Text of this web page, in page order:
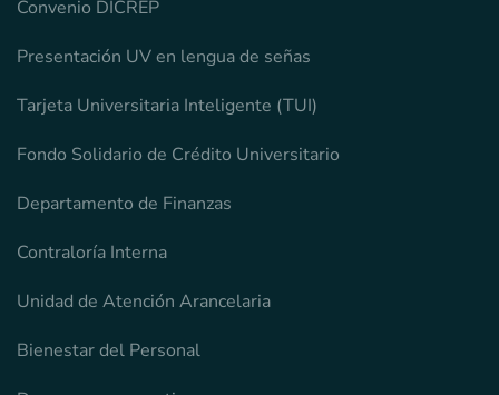
Convenio DICREP
Presentación UV en lengua de señas
Tarjeta Universitaria Inteligente (TUI)
Fondo Solidario de Crédito Universitario
Departamento de Finanzas
Contraloría Interna
Unidad de Atención Arancelaria
Bienestar del Personal